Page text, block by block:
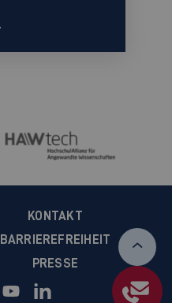
KONTAKT
BARRIEREFREIHEIT
PRESSE